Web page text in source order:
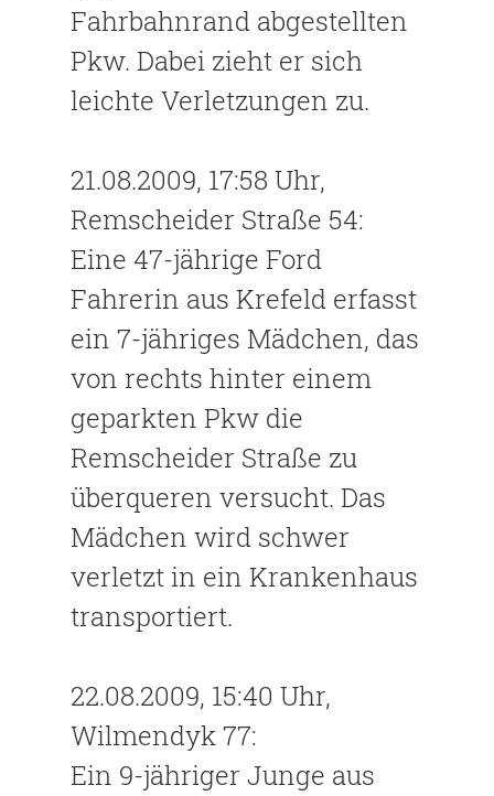
Fahrbahnrand abgestellten
Pkw. Dabei zieht er sich
leichte Verletzungen zu.
21.08.2009, 17:58 Uhr,
Remscheider Straße 54:
Eine 47-jährige Ford
Fahrerin aus Krefeld erfasst
ein 7-jähriges Mädchen, das
von rechts hinter einem
geparkten Pkw die
Remscheider Straße zu
überqueren versucht. Das
Mädchen wird schwer
verletzt in ein Krankenhaus
transportiert.
22.08.2009, 15:40 Uhr,
Wilmendyk 77:
Ein 9-jähriger Junge aus